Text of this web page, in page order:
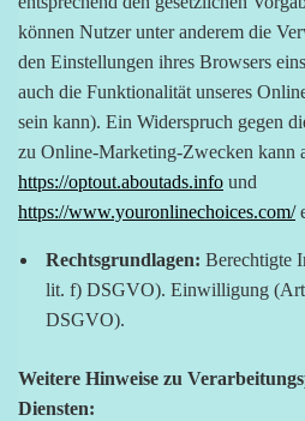
können Nutzer unter anderem die
den Einstellungen ihres Browsers
auch die Funktionalität unseres
sein kann). Ein Widerspruch gegen
zu Online-Marketing-Zwecken kann
https://optout.aboutads.info und
https://www.youronlinechoices.com/
Rechtsgrundlagen: Berechtigte
lit. f) DSGVO). Einwilligung
DSGVO).
Weitere Hinweise zu
Diensten: